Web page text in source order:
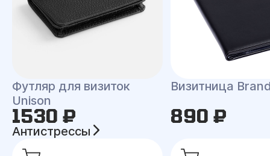
Футляр для визиток
Unison
1530 ₽
Визитница
890 ₽
Антистрессы